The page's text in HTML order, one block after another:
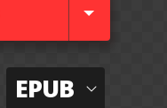
EPUB